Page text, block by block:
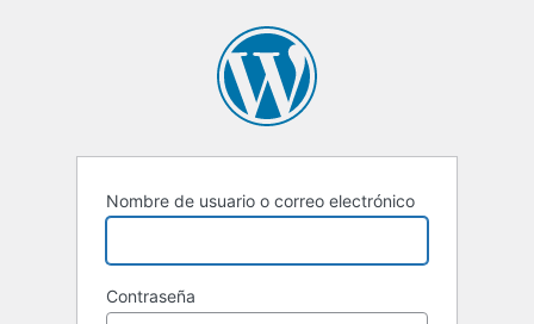
Nombre de usuario o correo electrónico
Contraseña